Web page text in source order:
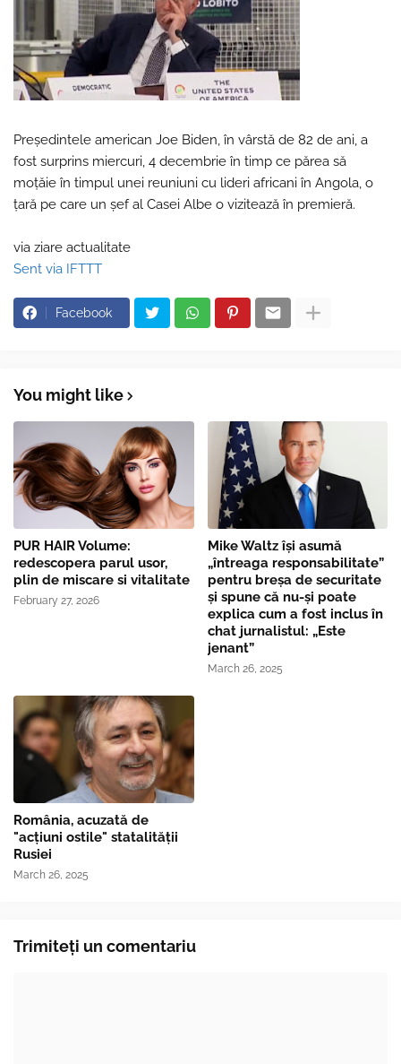
Preşedintele american Joe Biden, în vârstă de 82 de ani, a
fost surprins miercuri, 4 decembrie în timp ce părea să
moţăie în timpul unei reuniuni cu lideri africani în Angola, o
ţară pe care un şef al Casei Albe o vizitează în premieră.
via ziare actualitate
Sent via IFTTT
Facebook
You might like
PUR HAIR Volume:
redescopera parul usor,
plin de miscare si vitalitate
February 27, 2026
Mike Waltz îşi asumă
„întreaga responsabilitate”
pentru breşa de securitate
și spune că nu-și poate
explica cum a fost inclus în
chat jurnalistul: „Este
jenant”
March 26, 2025
România, acuzată de
"acțiuni ostile" statalității
Rusiei
March 26, 2025
Trimiteți un comentariu